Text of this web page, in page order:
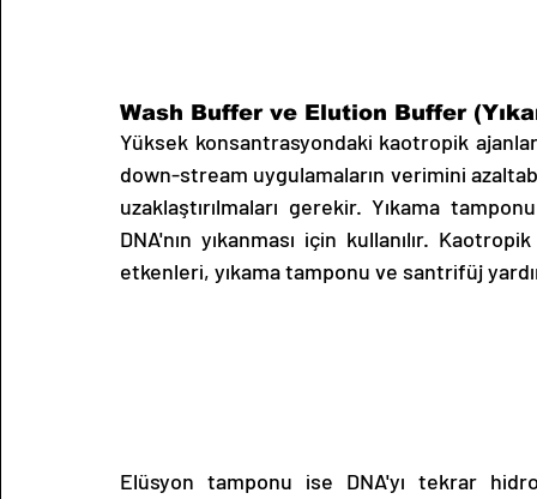
Wash Buffer ve Elution Buffer
Yüksek konsantrasyondaki kaotropik
down-stream uygulamaların verimini
uzaklaştırılmaları gerekir. Yıkama
DNA'nın yıkanması için kullanılır.
etkenleri, yıkama tamponu ve santrifüj
Elüsyon tamponu ise DNA'yı tekrar